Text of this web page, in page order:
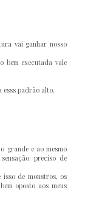
vai ganhar nosso
bem executada vale
esss padrão alto.
grande e ao mesmo
preciso de
isso de monstros, os
oposto aos meus